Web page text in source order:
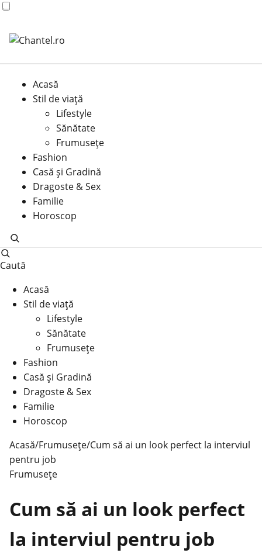
Acasă
Stil de viață
Lifestyle
Sănătate
Frumusețe
Fashion
Casă şi Gradină
Dragoste & Sex
Familie
Horoscop
Caută
Acasă
Stil de viață
Lifestyle
Sănătate
Frumusețe
Fashion
Casă şi Gradină
Dragoste & Sex
Familie
Horoscop
Acasă/Frumusețe/Cum să ai un look perfect la interviul
pentru job
Frumusețe
Cum să ai un look perfect
la interviul pentru job